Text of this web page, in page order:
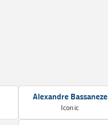
Alexandre Bassaneze
Iconic